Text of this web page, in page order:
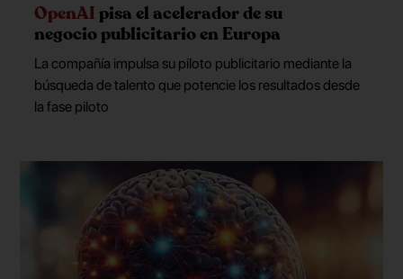
OpenAI pisa el acelerador de su
negocio publicitario en Europa
La compañía impulsa su piloto publicitario mediante la
búsqueda de talento que potencie los resultados desde
la fase piloto